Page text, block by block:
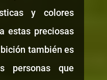
y colores
estas preciosas
también es
personas que